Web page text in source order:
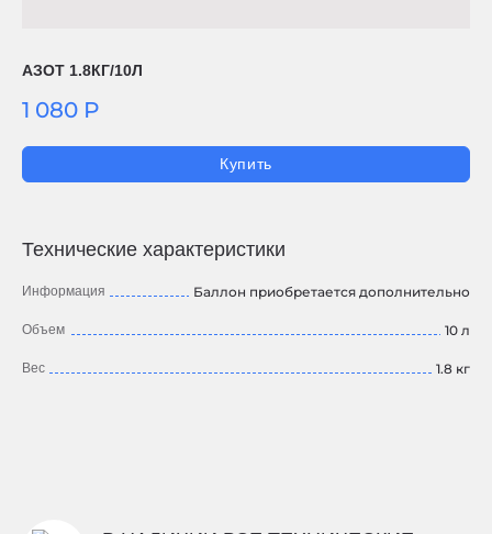
АЗОТ 1.8КГ/10Л
1 080 Р
Купить
Технические характеристики
Информация Баллон приобретается дополнительно
Объем 10 л
Вес 1.8 кг